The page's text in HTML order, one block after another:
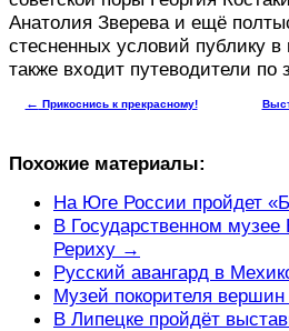
Анатолия Зверева и ещё
стесненных условий публику
также входит путеводители по
← Прикоснись к прекрасному!
Похожие материалы:
На Юге России пройдет
В Государственном
Рериху →
Русский авангард в
Музей покорителя
В Липецке пройдёт